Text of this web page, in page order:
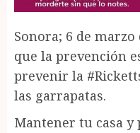
Sonora; 6 de
que la prevención
prevenir la
las garrapatas.
Mantener tu casa